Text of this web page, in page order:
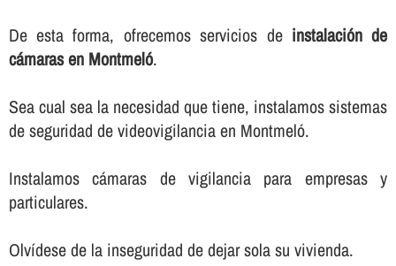
De esta forma, ofrecemos servicios de instalación de
cámaras en Montmeló.
Sea cual sea la necesidad que tiene, instalamos sistemas
de seguridad de videovigilancia en Montmeló.
Instalamos cámaras de vigilancia para empresas y
particulares.
Olví­dese de la inseguridad de dejar sola su vivienda.